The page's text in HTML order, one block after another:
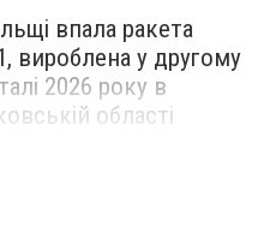
впала ракета
вироблена у другому
2026 року в
області